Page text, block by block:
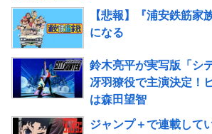
【悲報】『浦安鉄筋家
になる
鈴木亮平が実写版「シ
冴羽獠役で主演決定！
は森田望智
ジャンプ＋で連載して